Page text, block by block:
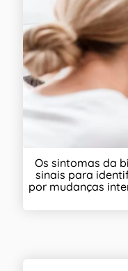
Os sintomas da
sinais para
por mudanças